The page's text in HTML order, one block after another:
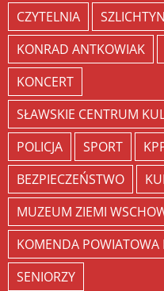
CZYTELNIA
KONRAD ANTKOWIAK
KONCERT
SŁAWSKIE CENTRUM
POLICJA
SPORT
BEZPIECZEŃSTWO
MUZEUM ZIEMI
KOMENDA POWIATOWA
SENIORZY